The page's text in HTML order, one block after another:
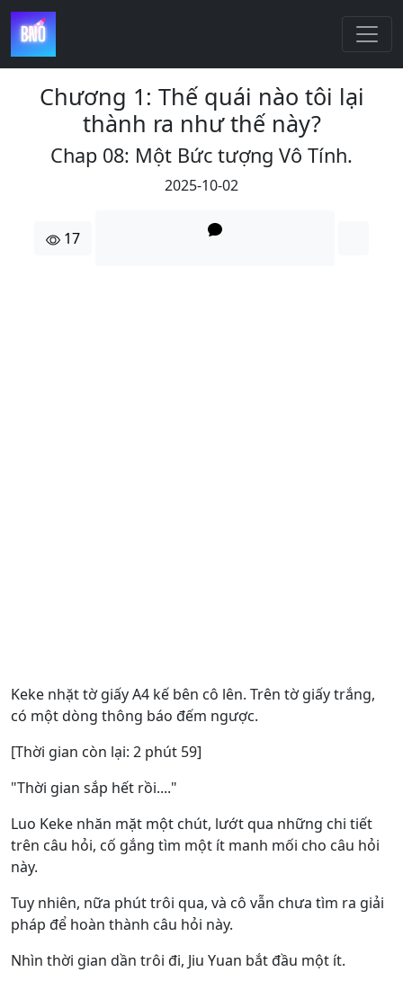
Chương 1: Thế quái nào tôi lại
thành ra như thế này?
Chap 08: Một Bức tượng Vô Tính.
2025-10-02
17
Keke nhặt tờ giấy A4 kế bên cô lên. Trên tờ giấy trắng,
có một dòng thông báo đếm ngược.
[Thời gian còn lại: 2 phút 59]
"Thời gian sắp hết rồi...."
Luo Keke nhăn mặt một chút, lướt qua những chi tiết
trên câu hỏi, cố gắng tìm một ít manh mối cho câu hỏi
này.
Tuy nhiên, nữa phút trôi qua, và cô vẫn chưa tìm ra giải
pháp để hoàn thành câu hỏi này.
Nhìn thời gian dần trôi đi, Jiu Yuan bắt đầu một ít.